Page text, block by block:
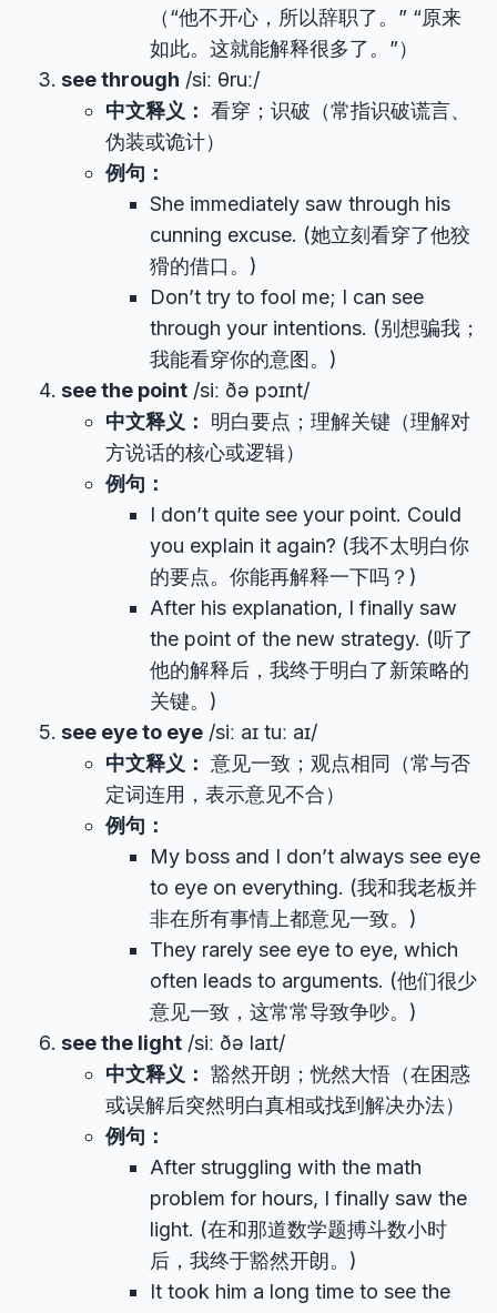
（“他不开心，所以辞职了。” “原来
如此。这就能解释很多了。”）
see through /siː θruː/
中文释义： 看穿；识破（常指识破谎言、
伪装或诡计）
例句：
She immediately saw through his
cunning excuse. (她立刻看穿了他狡
猾的借口。)
Don’t try to fool me; I can see
through your intentions. (别想骗我；
我能看穿你的意图。)
see the point /siː ðə pɔɪnt/
中文释义：
明白要点；理解关键（理解对
方说话的核心或逻辑）
例句：
I don’t quite see your point. Could
you explain it again? (我不太明白你
的要点。你能再解释一下吗？)
After his explanation, I finally saw
the point of the new strategy. (听了
他的解释后，我终于明白了新策略的
关键。)
see eye to eye /siː aɪ tuː aɪ/
中文释义： 意见一致；观点相同（常与否
定词连用，表示意见不合）
例句：
My boss and I don’t always see eye
to eye on everything. (我和我老板并
非在所有事情上都意见一致。)
They rarely see eye to eye, which
often leads to arguments. (他们很少
意见一致，这常常导致争吵。)
see the light /siː ðə laɪt/
中文释义： 豁然开朗；恍然大悟（在困惑
或误解后突然明白真相或找到解决办法）
例句：
After struggling with the math
problem for hours, I finally saw the
light. (在和那道数学题搏斗数小时
后，我终于豁然开朗。)
It took him a long time to see the